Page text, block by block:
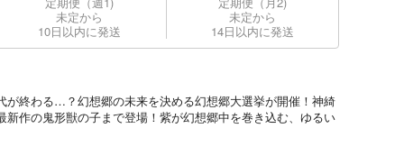
未定から
10日以内に発送
未定から
14日以内に発送
が終わる…？幻想郷の未来を決める幻想郷大選挙が開催！神綺
新作の鬼形獣の子まで登場！紫が幻想郷中を巻き込む、ゆるい